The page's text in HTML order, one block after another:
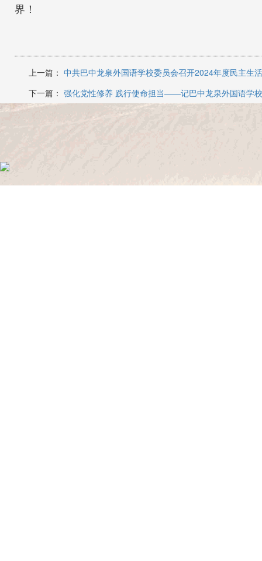
界！
上一篇： 中共巴中龙泉外国语学校委员会召开2024年度民主生
下一篇： 强化党性修养 践行使命担当——记巴中龙泉外国语学